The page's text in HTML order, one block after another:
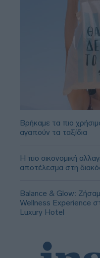
Βρήκαμε τα πιο
αγαπούν τα ταξίδια
Η πιο οικονομική
αποτέλεσμα στη
Balance & Glow:
Wellness Experience
Luxury Hotel